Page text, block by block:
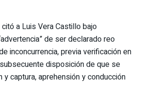
a Luis Vera Castillo bajo
de ser declarado reo
inconcurrencia, previa verificación en
disposición de que se
y captura, aprehensión y conducción